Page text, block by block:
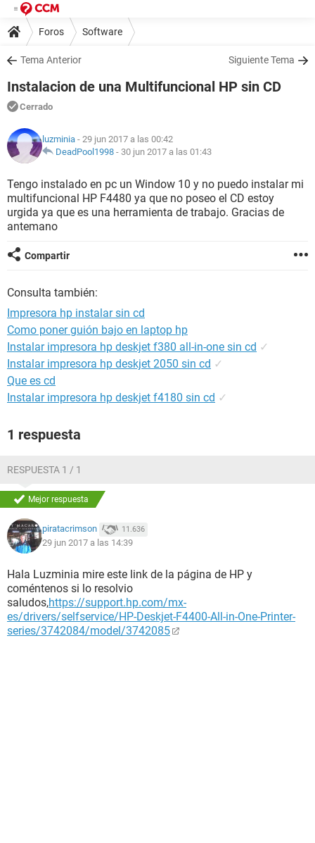
Foros Software
Tema Anterior Siguiente Tema
Instalacion de una Multifuncional HP sin CD
Cerrado
luzminia - 29 jun 2017 a las 00:42
DeadPool1998 - 30 jun 2017 a las 01:43
Tengo instalado en pc un Window 10 y no puedo instalar mi
multifuncional HP F4480 ya que no poseo el CD estoy
urgida ya que es una herramienta de trabajo. Gracias de
antemano
Compartir
Consulta también:
Impresora hp instalar sin cd
Como poner guión bajo en laptop hp
Instalar impresora hp deskjet f380 all-in-one sin cd ✓
Instalar impresora hp deskjet 2050 sin cd ✓
Que es cd
Instalar impresora hp deskjet f4180 sin cd ✓
1 respuesta
RESPUESTA 1 / 1
Mejor respuesta
piratacrimson 11.636
29 jun 2017 a las 14:39
Hala Luzminia mire este link de la página de HP y
coméntenos si lo resolvio
saludos,https://support.hp.com/mx-
es/drivers/selfservice/HP-Deskjet-F4400-All-in-One-Printer-
series/3742084/model/3742085